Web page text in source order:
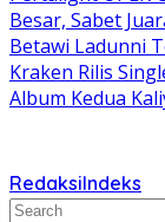
Besar, Sabet
Betawi Ladunni
Kraken Rilis
Album Kedua
RedaksiIndeks